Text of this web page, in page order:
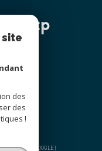
BY GOOGLE |
site
des
des
!